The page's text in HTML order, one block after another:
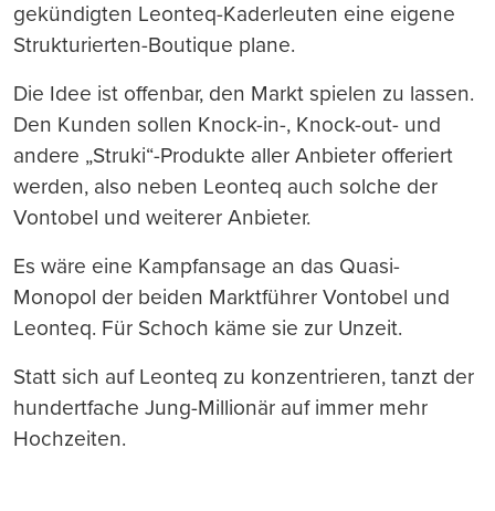
gekündigten Leonteq-Kaderleuten eine eigene
Strukturierten-Boutique plane.
Die Idee ist offenbar, den Markt spielen zu lassen.
Den Kunden sollen Knock-in-, Knock-out- und
andere „Struki“-Produkte aller Anbieter offeriert
werden, also neben Leonteq auch solche der
Vontobel und weiterer Anbieter.
Es wäre eine Kampfansage an das Quasi-
Monopol der beiden Marktführer Vontobel und
Leonteq. Für Schoch käme sie zur Unzeit.
Statt sich auf Leonteq zu konzentrieren, tanzt der
hundertfache Jung-Millionär auf immer mehr
Hochzeiten.